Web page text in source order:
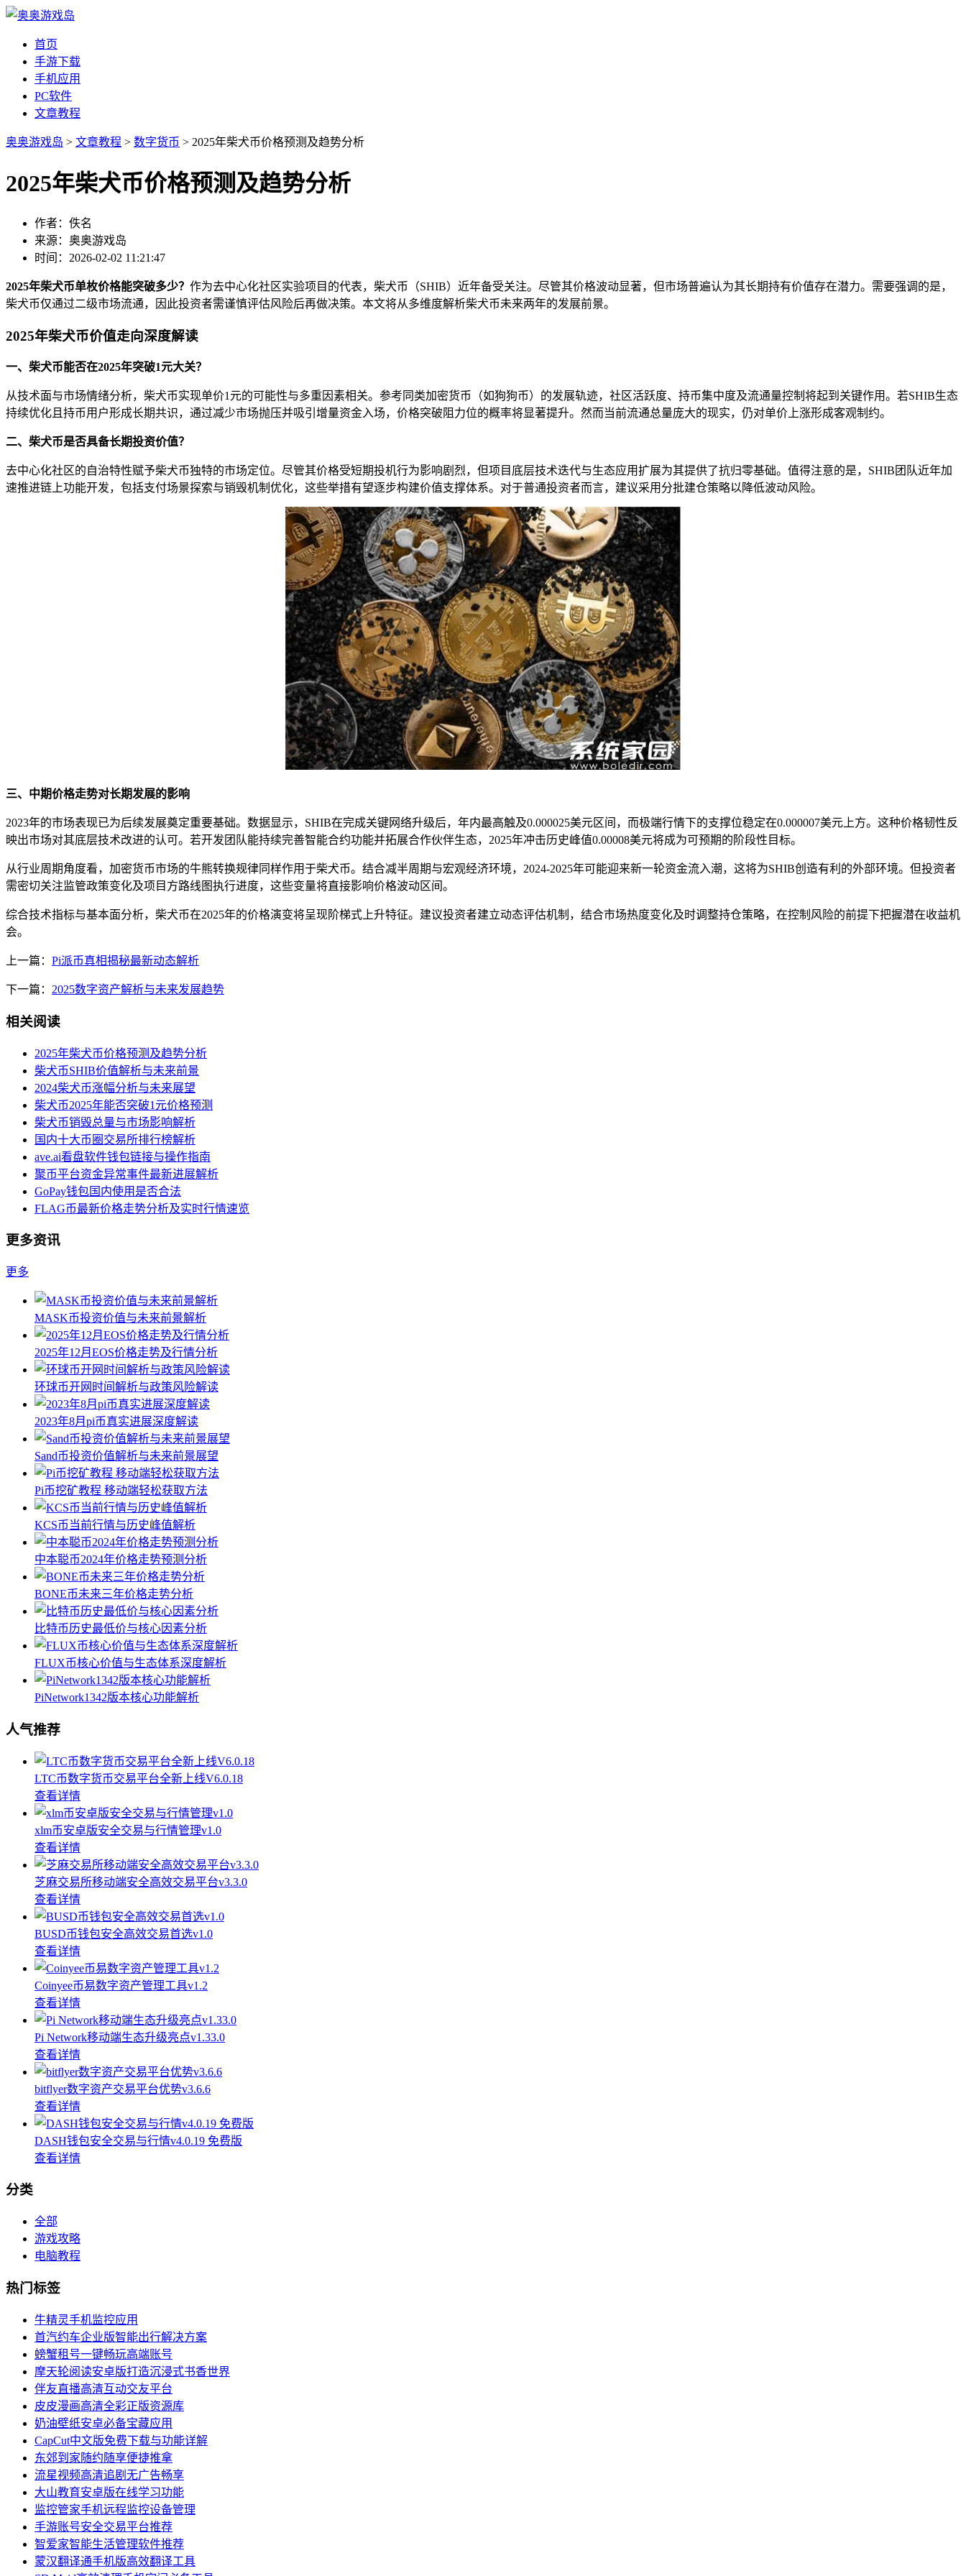
首页
手游下载
手机应用
PC软件
文章教程
奥奥游戏岛 > 文章教程 > 数字货币 > 2025年柴犬币价格预测及趋势分析
2025年柴犬币价格预测及趋势分析
作者：佚名
来源：奥奥游戏岛
时间：2026-02-02 11:21:47
2025年柴犬币单枚价格能突破多少？ 作为去中心化社区实验项目的代表，柴犬币（SHIB）近年备受关注。尽管其价格波动显著，但市场普遍认为其长期持有价值存在潜力。需要强调的是，
柴犬币仅通过二级市场流通，因此投资者需谨慎评估风险后再做决策。本文将从多维度解析柴犬币未来两年的发展前景。
2025年柴犬币价值走向深度解读
一、柴犬币能否在2025年突破1元大关？
从技术面与市场情绪分析，柴犬币实现单价1元的可能性与多重因素相关。参考同类加密货币（如狗狗币）的发展轨迹，社区活跃度、持币集中度及流通量控制将起到关键作用。若SHIB生态
持续优化且持币用户形成长期共识，通过减少市场抛压并吸引增量资金入场，价格突破阻力位的概率将显著提升。然而当前流通总量庞大的现实，仍对单价上涨形成客观制约。
二、柴犬币是否具备长期投资价值？
去中心化社区的自治特性赋予柴犬币独特的市场定位。尽管其价格受短期投机行为影响剧烈，但项目底层技术迭代与生态应用扩展为其提供了抗归零基础。值得注意的是，SHIB团队近年加
速推进链上功能开发，包括支付场景探索与销毁机制优化，这些举措有望逐步构建价值支撑体系。对于普通投资者而言，建议采用分批建仓策略以降低波动风险。
三、中期价格走势对长期发展的影响
2023年的市场表现已为后续发展奠定重要基础。数据显示，SHIB在完成关键网络升级后，年内最高触及0.000025美元区间，而极端行情下的支撑位稳定在0.000007美元上方。这种价格韧性反
映出市场对其底层技术改进的认可。若开发团队能持续完善智能合约功能并拓展合作伙伴生态，2025年冲击历史峰值0.00008美元将成为可预期的阶段性目标。
从行业周期角度看，加密货币市场的牛熊转换规律同样作用于柴犬币。结合减半周期与宏观经济环境，2024-2025年可能迎来新一轮资金流入潮，这将为SHIB创造有利的外部环境。但投资者
需密切关注监管政策变化及项目方路线图执行进度，这些变量将直接影响价格波动区间。
综合技术指标与基本面分析，柴犬币在2025年的价格演变将呈现阶梯式上升特征。建议投资者建立动态评估机制，结合市场热度变化及时调整持仓策略，在控制风险的前提下把握潜在收益机
会。
上一篇： Pi派币真相揭秘最新动态解析
下一篇： 2025数字资产解析与未来发展趋势
相关阅读
2025年柴犬币价格预测及趋势分析
柴犬币SHIB价值解析与未来前景
2024柴犬币涨幅分析与未来展望
柴犬币2025年能否突破1元价格预测
柴犬币销毁总量与市场影响解析
国内十大币圈交易所排行榜解析
ave.ai看盘软件钱包链接与操作指南
聚币平台资金异常事件最新进展解析
GoPay钱包国内使用是否合法
FLAG币最新价格走势分析及实时行情速览
更多资讯
更多
MASK币投资价值与未来前景解析
2025年12月EOS价格走势及行情分析
环球币开网时间解析与政策风险解读
2023年8月pi币真实进展深度解读
Sand币投资价值解析与未来前景展望
Pi币挖矿教程 移动端轻松获取方法
KCS币当前行情与历史峰值解析
中本聪币2024年价格走势预测分析
BONE币未来三年价格走势分析
比特币历史最低价与核心因素分析
FLUX币核心价值与生态体系深度解析
PiNetwork1342版本核心功能解析
人气推荐
LTC币数字货币交易平台全新上线V6.0.18
查看详情
xlm币安卓版安全交易与行情管理v1.0
查看详情
芝麻交易所移动端安全高效交易平台v3.3.0
查看详情
BUSD币钱包安全高效交易首选v1.0
查看详情
Coinyee币易数字资产管理工具v1.2
查看详情
Pi Network移动端生态升级亮点v1.33.0
查看详情
bitflyer数字资产交易平台优势v3.6.6
查看详情
DASH钱包安全交易与行情v4.0.19 免费版
查看详情
分类
全部
游戏攻略
电脑教程
热门标签
牛精灵手机监控应用
首汽约车企业版智能出行解决方案
螃蟹租号一键畅玩高端账号
摩天轮阅读安卓版打造沉浸式书香世界
伴友直播高清互动交友平台
皮皮漫画高清全彩正版资源库
奶油壁纸安卓必备宝藏应用
CapCut中文版免费下载与功能详解
东郊到家随约随享便捷推拿
流星视频高清追剧无广告畅享
大山教育安卓版在线学习功能
监控管家手机远程监控设备管理
手游账号安全交易平台推荐
智爱家智能生活管理软件推荐
蒙汉翻译通手机版高效翻译工具